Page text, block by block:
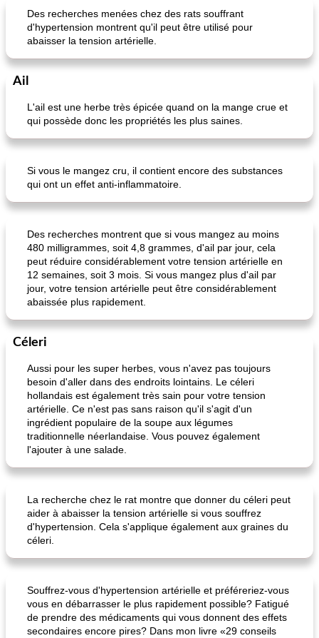
Des recherches menées chez des rats souffrant
d'hypertension montrent qu'il peut être utilisé pour
abaisser la tension artérielle.
Ail
L'ail est une herbe très épicée quand on la mange crue et
qui possède donc les propriétés les plus saines.
Si vous le mangez cru, il contient encore des substances
qui ont un effet anti-inflammatoire.
Des recherches montrent que si vous mangez au moins
480 milligrammes, soit 4,8 grammes, d'ail par jour, cela
peut réduire considérablement votre tension artérielle en
12 semaines, soit 3 mois. Si vous mangez plus d'ail par
jour, votre tension artérielle peut être considérablement
abaissée plus rapidement.
Céleri
Aussi pour les super herbes, vous n'avez pas toujours
besoin d'aller dans des endroits lointains. Le céleri
hollandais est également très sain pour votre tension
artérielle. Ce n'est pas sans raison qu'il s'agit d'un
ingrédient populaire de la soupe aux légumes
traditionnelle néerlandaise. Vous pouvez également
l'ajouter à une salade.
La recherche chez le rat montre que donner du céleri peut
aider à abaisser la tension artérielle si vous souffrez
d'hypertension. Cela s'applique également aux graines du
céleri.
Souffrez-vous d'hypertension artérielle et préféreriez-vous
vous en débarrasser le plus rapidement possible? Fatigué
de prendre des médicaments qui vous donnent des effets
secondaires encore pires? Dans mon livre «29 conseils